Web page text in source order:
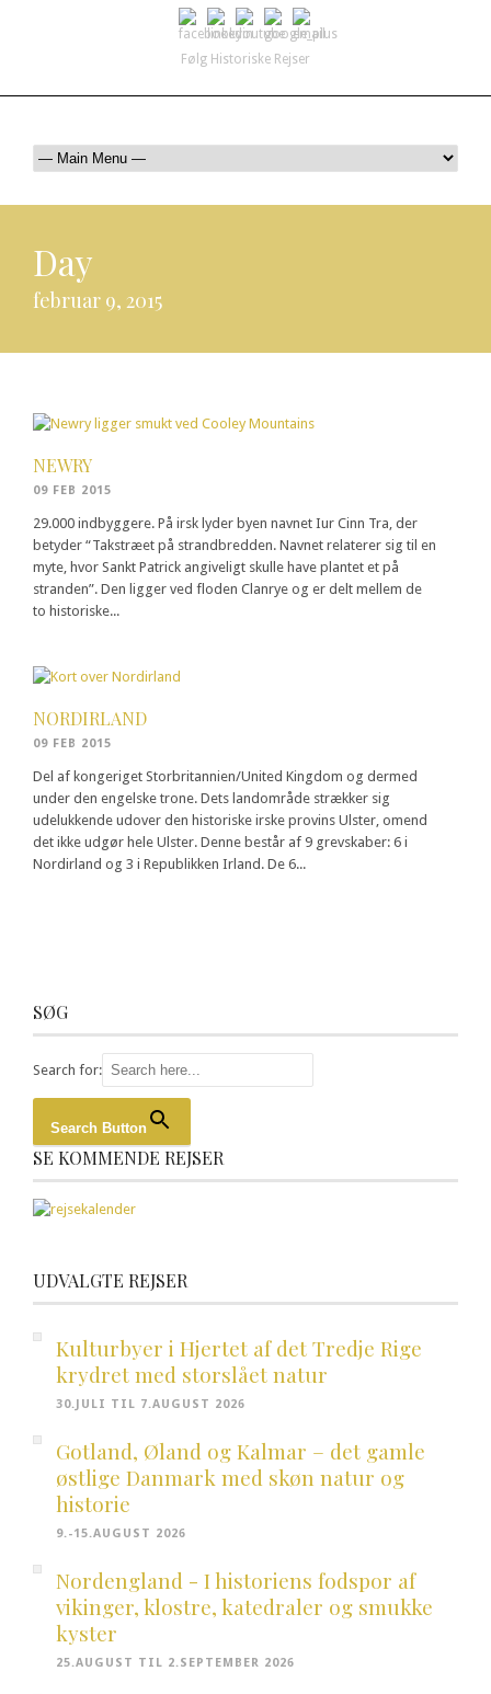
Følg Historiske Rejser
Day
februar 9, 2015
NEWRY
09 FEB 2015
29.000 indbyggere. På irsk lyder byen navnet Iur Cinn Tra, der
betyder “Takstræet på strandbredden. Navnet relaterer sig til en
myte, hvor Sankt Patrick angiveligt skulle have plantet et på
stranden”. Den ligger ved floden Clanrye og er delt mellem de
to historiske...
NORDIRLAND
09 FEB 2015
Del af kongeriget Storbritannien/United Kingdom og dermed
under den engelske trone. Dets landområde strækker sig
udelukkende udover den historiske irske provins Ulster, omend
det ikke udgør hele Ulster. Denne består af 9 grevskaber: 6 i
Nordirland og 3 i Republikken Irland. De 6...
SØG
Search for:
Search Button
SE KOMMENDE REJSER
UDVALGTE REJSER
Kulturbyer i Hjertet af det Tredje Rige
krydret med storslået natur
30.JULI TIL 7.AUGUST 2026
Gotland, Øland og Kalmar – det gamle
østlige Danmark med skøn natur og
historie
9.-15.AUGUST 2026
Nordengland - I historiens fodspor af
vikinger, klostre, katedraler og smukke
kyster
25.AUGUST TIL 2.SEPTEMBER 2026